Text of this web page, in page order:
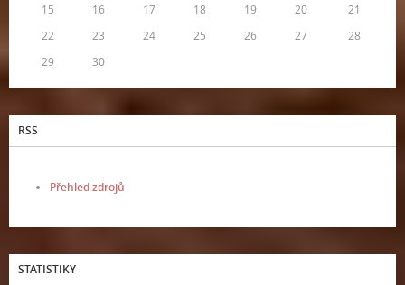
15
16 17 18 19 20
21
22
23 24 25 26 27
28
29
30
RSS
Přehled zdrojů
STATISTIKY